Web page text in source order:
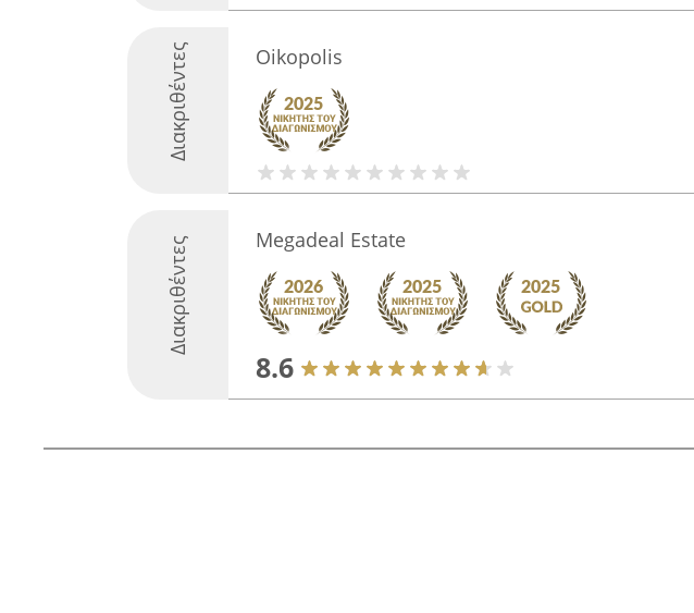
Διακριθέντες Oikopolis
Διακριθέντες Megadeal Estate
8.6